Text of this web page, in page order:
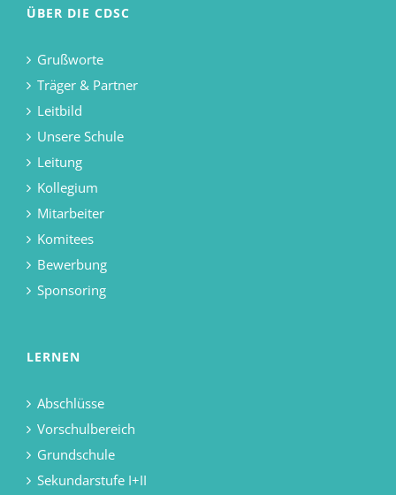
ÜBER DIE CDSC
Grußworte
Träger & Partner
Leitbild
Unsere Schule
Leitung
Kollegium
Mitarbeiter
Komitees
Bewerbung
Sponsoring
LERNEN
Abschlüsse
Vorschulbereich
Grundschule
Sekundarstufe I+II